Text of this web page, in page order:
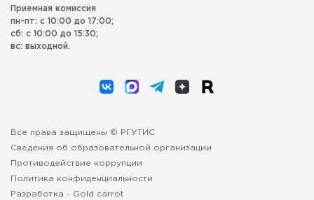
Приемная комиссия
пн-пт: с 10:00 до 17:00;
сб: с 10:00 до 15:30;
вс: выходной.
Все права защищены © РГУТИС
Сведения об образовательной организации
Противодействие коррупции
Политика конфиденциальности
Разработка - Gold carrot